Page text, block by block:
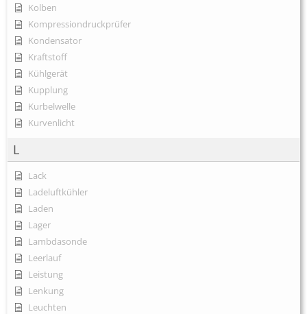
Kolben
Kompressiondruckprüfer
Kondensator
Kraftstoff
Kühlgerät
Kupplung
Kurbelwelle
Kurvenlicht
L
Lack
Ladeluftkühler
Laden
Lager
Lambdasonde
Leerlauf
Leistung
Lenkung
Leuchten